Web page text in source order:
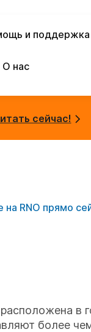
и поддержка
О нас
сейчас!
на RNO прямо
в
более